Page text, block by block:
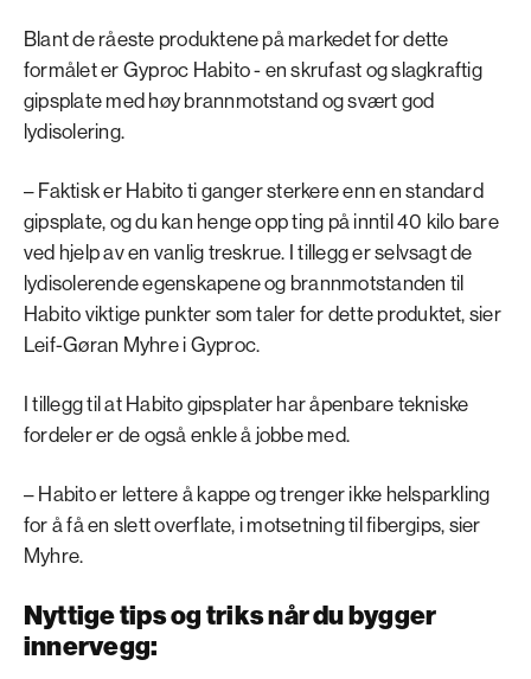
Blant de råeste produktene på markedet for dette
formålet er Gyproc Habito - en skrufast og slagkraftig
gipsplate med høy brannmotstand og svært god
lydisolering.
– Faktisk er Habito ti ganger sterkere enn en standard
gipsplate, og du kan henge opp ting på inntil 40 kilo bare
ved hjelp av en vanlig treskrue. I tillegg er selvsagt de
lydisolerende egenskapene og brannmotstanden til
Habito viktige punkter som taler for dette produktet, sier
Leif-Gøran Myhre i Gyproc.
I tillegg til at Habito gipsplater har åpenbare tekniske
fordeler er de også enkle å jobbe med.
– Habito er lettere å kappe og trenger ikke helsparkling
for å få en slett overflate, i motsetning til fibergips, sier
Myhre.
Nyttige tips og triks når du bygger
innervegg: